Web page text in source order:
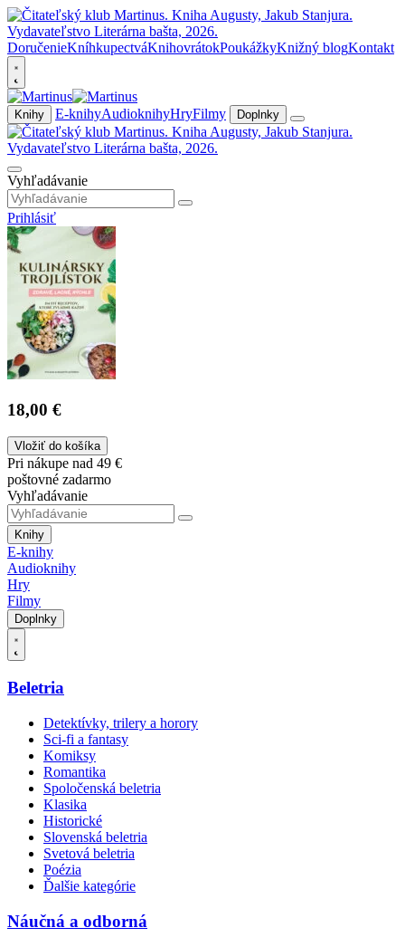
DoručenieKníhkupectváKnihovrátokPoukážkyKnižný blogKontakt
Knihy E-knihyAudioknihyHryFilmy Doplnky
Vyhľadávanie
Prihlásiť
18,00 €
Vložiť do košíka
Pri nákupe nad 49 €
poštovné zadarmo
Vyhľadávanie
Knihy
E-knihy
Audioknihy
Hry
Filmy
Doplnky
Beletria
Detektívky, trilery a horory
Sci-fi a fantasy
Komiksy
Romantika
Spoločenská beletria
Klasika
Historické
Slovenská beletria
Svetová beletria
Poézia
Ďalšie kategórie
Náučná a odborná